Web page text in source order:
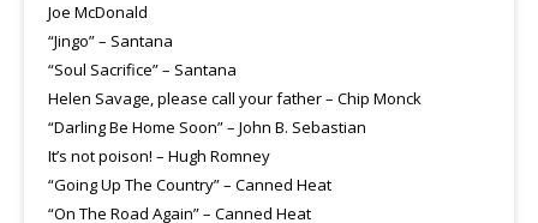
Joe McDonald
“Jingo” – Santana
“Soul Sacrifice” – Santana
Helen Savage, please call your father – Chip Monck
“Darling Be Home Soon” – John B. Sebastian
It’s not poison! – Hugh Romney
“Going Up The Country” – Canned Heat
“On The Road Again” – Canned Heat